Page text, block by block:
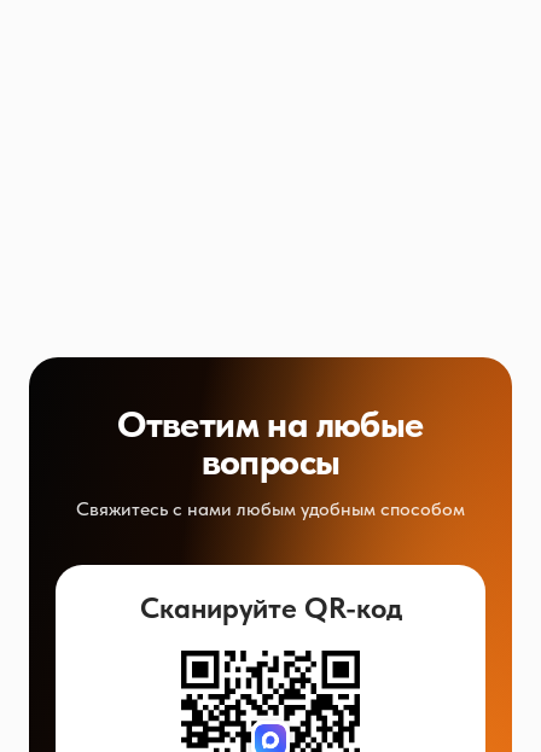
Ответим на любые
вопросы
Свяжитесь с нами любым удобным способом
Сканируйте QR-код